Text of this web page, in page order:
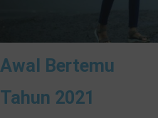
Awal Bertemu
Tahun 2021